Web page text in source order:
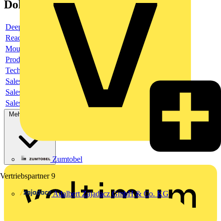
Zumtobel
Vertriebspartner 9
Adalbert Zajadacz GmbH & Co. KG
Dokumente
Deeplink product page
Reach Declaration URL
Mounting Instruction
Product data sheet
Technical information
Sales brochure
Sales brochure
Sales brochure
Mehr anzeigen